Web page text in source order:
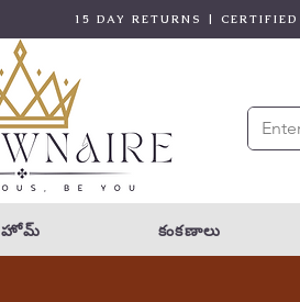
15 DAY RETURNS |
హోమ్ కంకణాలు